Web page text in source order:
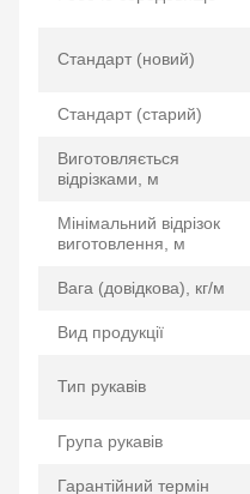
Стандарт (новий)
Стандарт (старий)
Виготовляється
відрізками, м
Мінімальний відрізок
виготовлення, м
Вага (довідкова), кг/м
Вид продукції
Тип рукавів
Група рукавів
Гарантійний термін